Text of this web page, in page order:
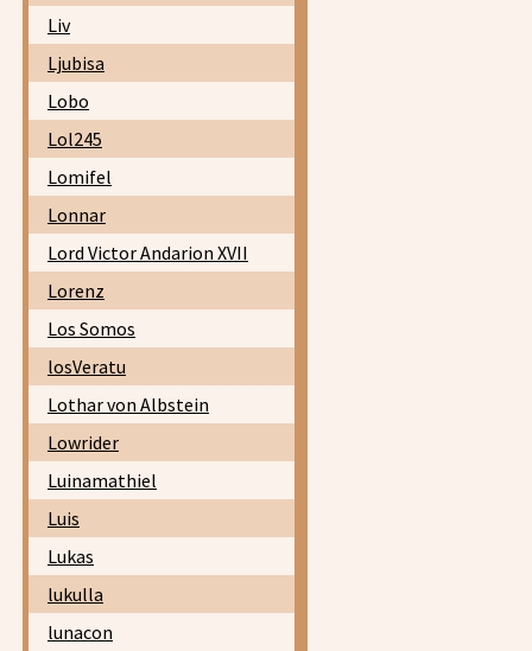
Liv
Ljubisa
Lobo
Lol245
Lomifel
Lonnar
Lord Victor Andarion XVII
Lorenz
Los Somos
losVeratu
Lothar von Albstein
Lowrider
Luinamathiel
Luis
Lukas
lukulla
lunacon